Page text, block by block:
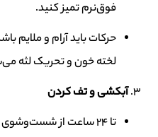
فوق‌نرم تمیز کنید.
حرکات باید آرام و ملایم
لخته خون و تحریک لثه
آبکشی و تف کردن
تا 24 ساعت از